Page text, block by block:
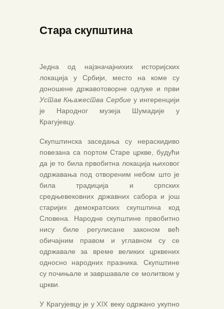
ПОЧЕТНА
О МУЗЕЈУ
СЕКТОРИ
ОБЈЕКТИ
ЗБИРКЕ
ВЕСТИ
ИЗЛОЖБЕ
ДОКУМЕНТА
ВИРТУЕЛНА ТУРА
КОНТАКТ
Стара скупштина
Једна од најзначајнихих историјских
локација у Србији, место на коме су
доношене државотоворне одлуке и први
Устав Књажества Сербие у ингеренцији
је Народног музеја Шумадије у
Крагујевцу.
Скупштинска заседања су нераскидиво
повезана са портом Старе цркве, будући
да је то била првобитна локација њиховог
одржавања под отвореним небом што је
била традиција и српских
средњевековних државних сабора и још
старијих демократских скупштина код
Словена. Народне скупштине првобитно
нису биле регулисане законом већ
обичајним правом и углавном су се
одржавале за време великих црквених
односно народних празника. Скупштине
су почињале и завршавале се молитвом у
цркви.
У Крагујевцу је у XIX веку одржано укупно